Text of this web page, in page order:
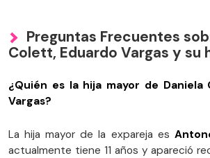
Preguntas Frecuentes
Colett, Eduardo Vargas y su
¿Quién es la hija mayor de Daniela
Vargas?
La hija mayor de la expareja es
actualmente tiene 11 años y apareció